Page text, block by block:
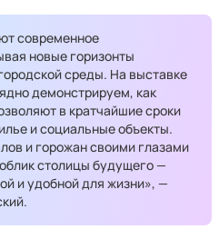
современное
новые горизонты
среды. На выставке
демонстрируем, как
в кратчайшие сроки
и социальные объекты.
и горожан своими глазами
столицы будущего —
и удобной для жизни», —